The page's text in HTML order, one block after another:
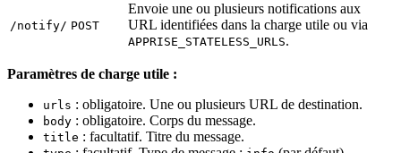
/notify/ POST
Envoie une ou plusieurs notifications aux
URL identifiées dans la charge utile ou via
APPRISE_STATELESS_URLS.
Paramètres de charge utile :
urls : obligatoire. Une ou plusieurs URL de destination.
body : obligatoire. Corps du message.
title : facultatif. Titre du message.